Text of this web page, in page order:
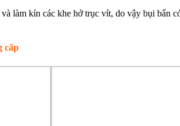
làm kín các khe hở trục vít, do vậy bụi bẩn
cấp